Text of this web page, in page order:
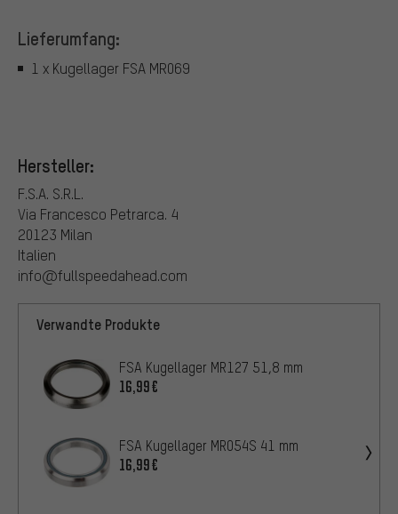
Lieferumfang:
1 x Kugellager FSA MR069
Hersteller:
F.S.A. S.R.L.
Via Francesco Petrarca. 4
20123 Milan
Italien
info@fullspeedahead.com
Verwandte Produkte
FSA Kugellager MR127 51,8 mm
16,99€
FSA Kugellager MR054S 41 mm
16,99€